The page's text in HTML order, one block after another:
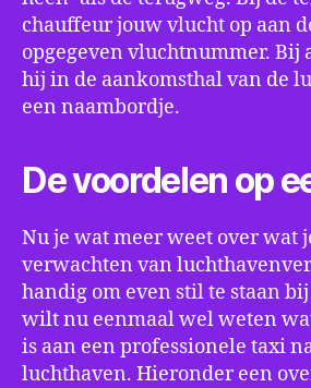
chauffeur jouw vlucht op aan
opgegeven vluchtnummer. Bij
hij in de aankomsthal van de
een naambordje.
De voordelen op
Nu je wat meer weet over wat
verwachten van
handig om even stil te staan
wilt nu eenmaal wel weten
is aan een professionele taxi
luchthaven. Hieronder een